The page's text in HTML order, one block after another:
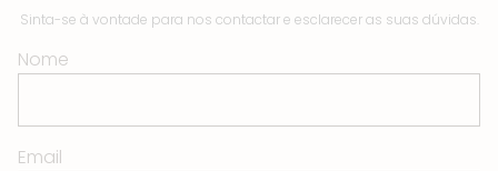
Sinta-se à vontade para nos contactar e esclarecer as suas dúvidas.
Nome
Email